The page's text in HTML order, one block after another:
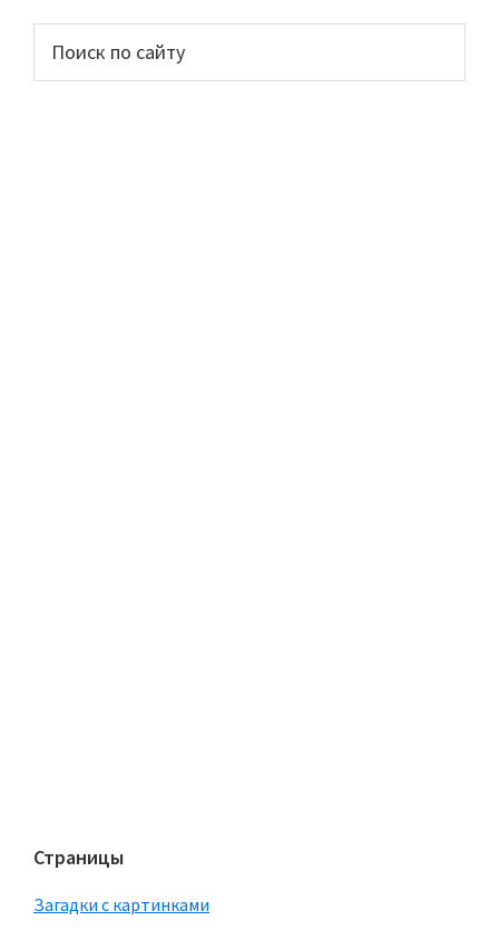
Основной
сайдбар
Страницы
Загадки с картинками